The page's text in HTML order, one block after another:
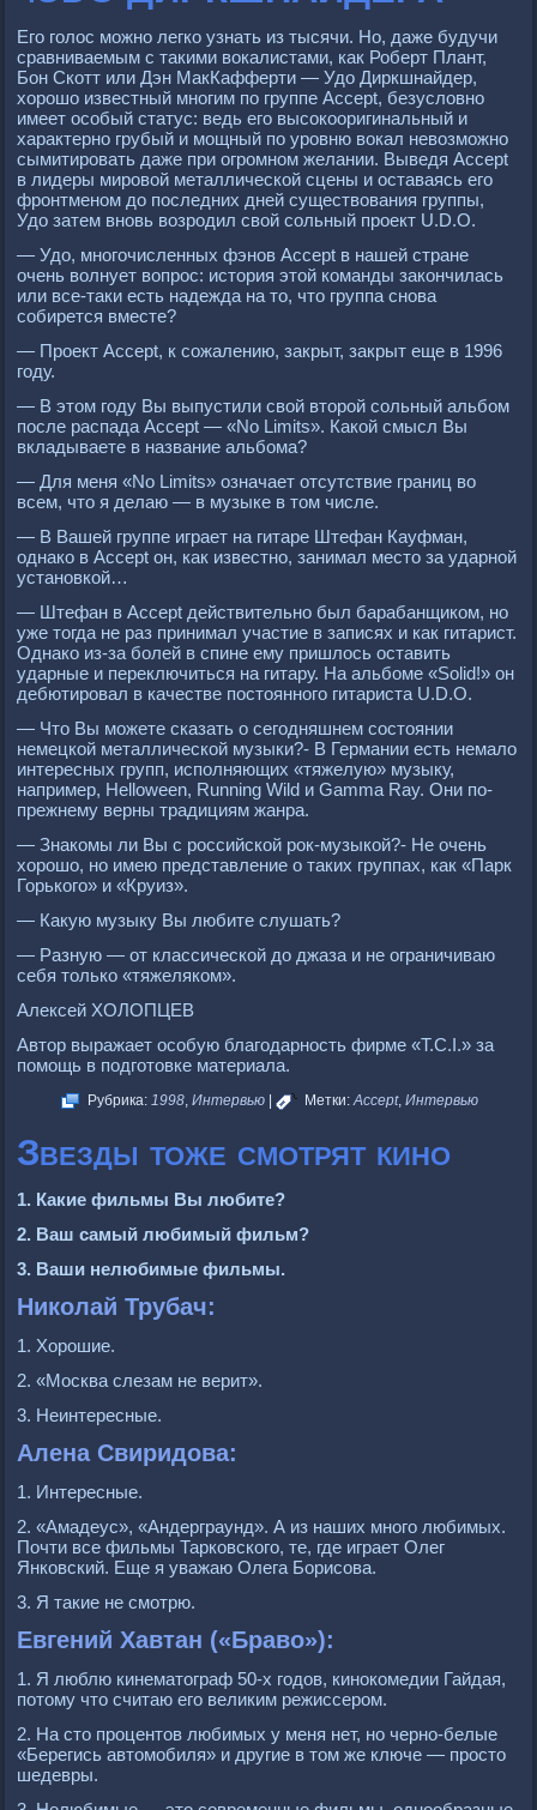
Его голос можно легко узнать из тысячи. Но, даже будучи
сравниваемым с такими вокалистами, как Роберт Плант,
Бон Скотт или Дэн МакКафферти — Удо Диркшнайдер,
хорошо известный многим по группе Acceрt, безусловно
имеет особый статус: ведь его высокооригинальный и
характерно грубый и мощный по уровню вокал невозможно
сымитировать даже при огромном желании. Выведя Acceрt
в лидеры мировой металлической сцены и оставаясь его
фронтменом до последних дней существования группы,
Удо затем вновь возродил свой сольный проект U.D.O.
— Удо, многочисленных фэнов Acceрt в нашей стране
очень волнует вопрос: история этой команды закончилась
или все-таки есть надежда на то, что группа снова
собирется вместе?
— Проект Acceрt, к сожалению, закрыт, закрыт еще в 1996
году.
— В этом году Вы выпустили свой второй сольный альбом
после распада Acceрt — «No Limits». Какой смысл Вы
вкладываете в название альбома?
— Для меня «No Limits» означает отсутствие границ во
всем, что я делаю — в музыке в том числе.
— В Вашей группе играет на гитаре Штефан Кауфман,
однако в Acceрt он, как известно, занимал место за ударной
установкой…
— Штефан в Acceрt действительно был барабанщиком, но
уже тогда не раз принимал участие в записях и как гитарист.
Однако из-за болей в спине ему пришлось оставить
ударные и переключиться на гитару. На альбоме «Solid!» он
дебютировал в качестве постоянного гитариста U.D.O.
— Что Вы можете сказать о сегодняшнем состоянии
немецкой металлической музыки?- В Германии есть немало
интересных групп, исполняющих «тяжелую» музыку,
например, Helloween, Running Wild и Gamma Ray. Они по-
прежнему верны традициям жанра.
— Знакомы ли Вы с российской рок-музыкой?- Не очень
хорошо, но имею представление о таких группах, как «Парк
Горького» и «Круиз».
— Какую музыку Вы любите слушать?
— Разную — от классической до джаза и не ограничиваю
себя только «тяжеляком».
Алексей ХОЛОПЦЕВ
Автор выражает особую благодарность фирме «T.C.I.» за
помощь в подготовке материала.
Рубрика: 1998, Интервью Метки: Accept, Интервью
Звезды тоже смотрят кино
1. Какие фильмы Вы любите?
2. Ваш самый любимый фильм?
3. Ваши нелюбимые фильмы.
Николай Трубач:
1. Хорошие.
2. «Москва слезам не верит».
3. Неинтересные.
Алена Свиридова:
1. Интересные.
2. «Амадеус», «Андерграунд». А из наших много любимых.
Почти все фильмы Тарковского, те, где играет Олег
Янковский. Еще я уважаю Олега Борисова.
3. Я такие не смотрю.
Евгений Хавтан («Браво»):
1. Я люблю кинематограф 50-х годов, кинокомедии Гайдая,
потому что считаю его великим режиссером.
2. На сто процентов любимых у меня нет, но черно-белые
«Берегись автомобиля» и другие в том же ключе — просто
шедевры.